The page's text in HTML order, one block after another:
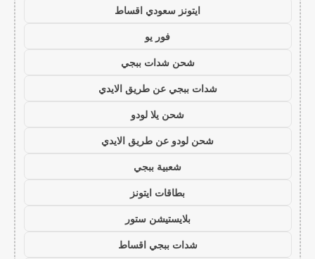
ايتونز سعودي اقساط
فور يو
شحن شدات ببجي
شدات ببجي عن طريق الايدي
شحن يلا لودو
شحن لودو عن طريق الايدي
شعبية ببجي
بطاقات ايتونز
بلايستيشن ستور
شدات ببجي اقساط